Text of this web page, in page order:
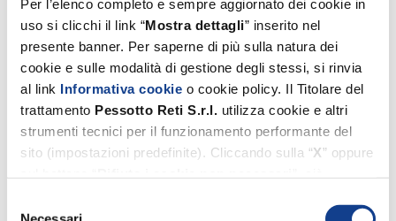
Per l’elenco completo e sempre aggiornato dei cookie in
uso si clicchi il link “Mostra dettagli” inserito nel
presente banner. Per saperne di più sulla natura dei
cookie e sulle modalità di gestione degli stessi, si rinvia
al link Informativa cookie o cookie policy. Il Titolare del
trattamento Pessotto Reti S.r.l. utilizza cookie e altri
strumenti tecnici per il funzionamento performante del
sito (impostazioni predefinite). Cliccando sulla “X” oppure
predefinite. Invece, i cookie di profilazione e di terze parti